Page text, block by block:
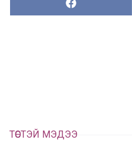
Хуваалцах:
Х
у
ТӨСТЭЙ МЭДЭЭ